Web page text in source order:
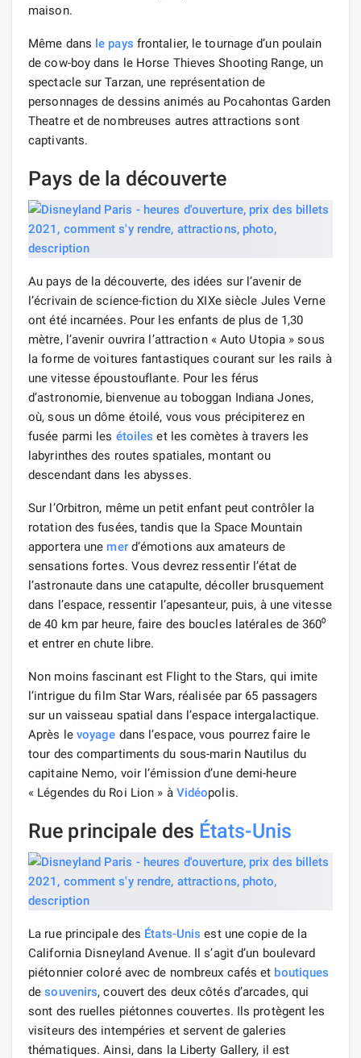
maison.
Même dans le pays frontalier, le tournage d’un poulain
de cow-boy dans le Horse Thieves Shooting Range, un
spectacle sur Tarzan, une représentation de
personnages de dessins animés au Pocahontas Garden
Theatre et de nombreuses autres attractions sont
captivants.
Pays de la découverte
Au pays de la découverte, des idées sur l’avenir de
l’écrivain de science-fiction du XIXe siècle Jules Verne
ont été incarnées. Pour les enfants de plus de 1,30
mètre, l’avenir ouvrira l’attraction « Auto Utopia » sous
la forme de voitures fantastiques courant sur les rails à
une vitesse époustouflante. Pour les férus
d’astronomie, bienvenue au toboggan Indiana Jones,
où, sous un dôme étoilé, vous vous précipiterez en
fusée parmi les étoiles et les comètes à travers les
labyrinthes des routes spatiales, montant ou
descendant dans les abysses.
Sur l’Orbitron, même un petit enfant peut contrôler la
rotation des fusées, tandis que la Space Mountain
apportera une merd’émotions aux amateurs de
sensations fortes. Vous devrez ressentir l’état de
l’astronaute dans une catapulte, décoller brusquement
dans l’espace, ressentir l’apesanteur, puis, à une vitesse
de 40 km par heure, faire des boucles latérales de 360⁰
et entrer en chute libre.
Non moins fascinant est Flight to the Stars, qui imite
l’intrigue du film Star Wars, réalisée par 65 passagers
sur un vaisseau spatial dans l’espace intergalactique.
Après le voyage dans l’espace, vous pourrez faire le
tour des compartiments du sous-marin Nautilus du
capitaine Nemo, voir l’émission d’une demi-heure
« Légendes du Roi Lion » à Vidéopolis.
Rue principale des États-Unis
La rue principale des États-Unis est une copie de la
California Disneyland Avenue. Il s’agit d’un boulevard
piétonnier coloré avec de nombreux cafés et boutiques
desouvenirs, couvert des deux côtés d’arcades, qui
sont des ruelles piétonnes couvertes. Ils protègent les
visiteurs des intempéries et servent de galeries
thématiques. Ainsi, dans la Liberty Gallery, il est